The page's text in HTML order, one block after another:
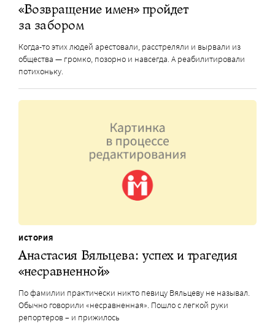
«Возвращение имен» пройдет
за забором
Когда-то этих людей арестовали, расстреляли и вырвали из
общества — громко, позорно и навсегда. А реабилитировали
потихоньку.
ИСТОРИЯ
Анастасия Вяльцева: успех и трагедия
«несравненной»
По фамилии практически никто певицу Вяльцеву не называл.
Обычно говорили «несравненная». Пошло с легкой руки
репортеров – и прижилось